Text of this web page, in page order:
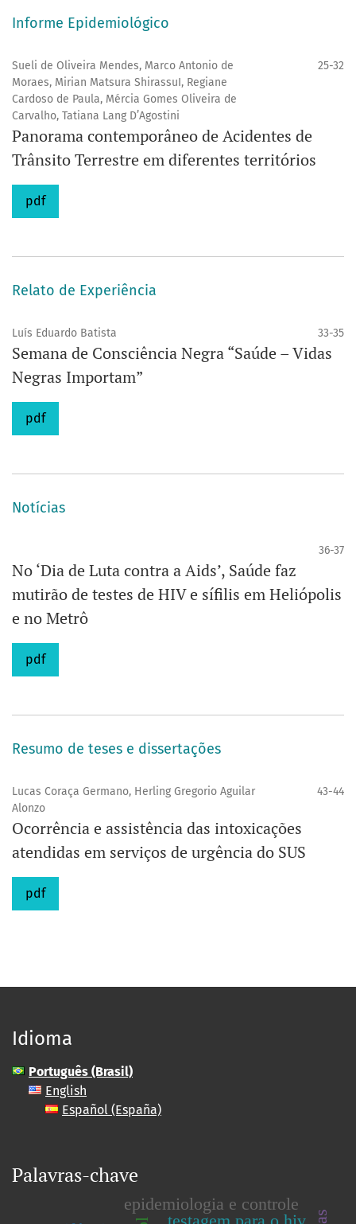
Informe Epidemiológico
Sueli de Oliveira Mendes, Marco Antonio de
Moraes, Mirian Matsura ShirassuI, Regiane
Cardoso de Paula, Mércia Gomes Oliveira de
Carvalho, Tatiana Lang D’Agostini
25-32
Panorama contemporâneo de Acidentes de
Trânsito Terrestre em diferentes territórios
pdf
Relato de Experiência
Luís Eduardo Batista 33-35
Semana de Consciência Negra “Saúde – Vidas
Negras Importam”
pdf
Notícias
36-37
No ‘Dia de Luta contra a Aids’, Saúde faz
mutirão de testes de HIV e sífilis em Heliópolis
e no Metrô
pdf
Resumo de teses e dissertações
Lucas Coraça Germano, Herling Gregorio Aguilar
Alonzo
43-44
Ocorrência e assistência das intoxicações
atendidas em serviços de urgência do SUS
pdf
Idioma
Português (Brasil)
English
Español (España)
Palavras-chave
epidemiologia e controle